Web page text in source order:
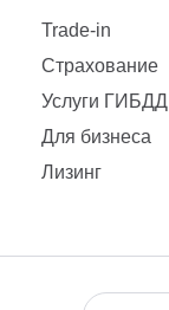
Trade-in
Страхование
Услуги ГИБДД
Для бизнеса
Лизинг